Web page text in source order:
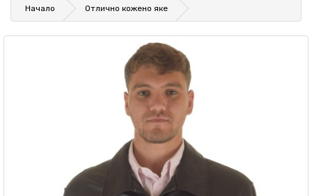
Начало Отлично кожено яке